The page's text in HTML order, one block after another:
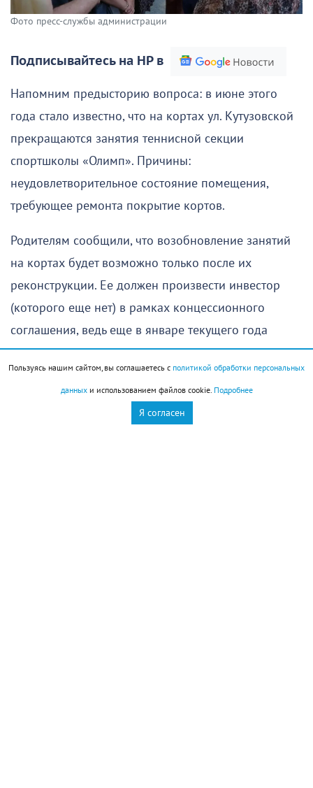
Фото пресс-службы администрации
Подписывайтесь на НР в
Напомним предысторию вопроса: в июне этого
года стало известно, что на кортах ул. Кутузовской
прекращаются занятия теннисной секции
спортшколы «Олимп». Причины:
неудовлетворительное состояние помещения,
требующее ремонта покрытие кортов.
Родителям сообщили, что возобновление занятий
на кортах будет возможно только после их
реконструкции. Ее должен произвести инвестор
(которого еще нет) в рамках концессионного
соглашения, ведь еще в январе текущего года
принято решение о передачи двух земельных
участков в концессию. Соответствующее
постановление размещено на сайте
Пользуясь нашим сайтом, вы соглашаетесь с политикой обработки персональных
данныхи использованием файлов cookie. Подробнее
Я согласен